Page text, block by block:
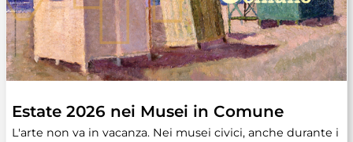
Estate 2026 nei Musei in Comune
L'arte non va in vacanza. Nei musei civici, anche durante i